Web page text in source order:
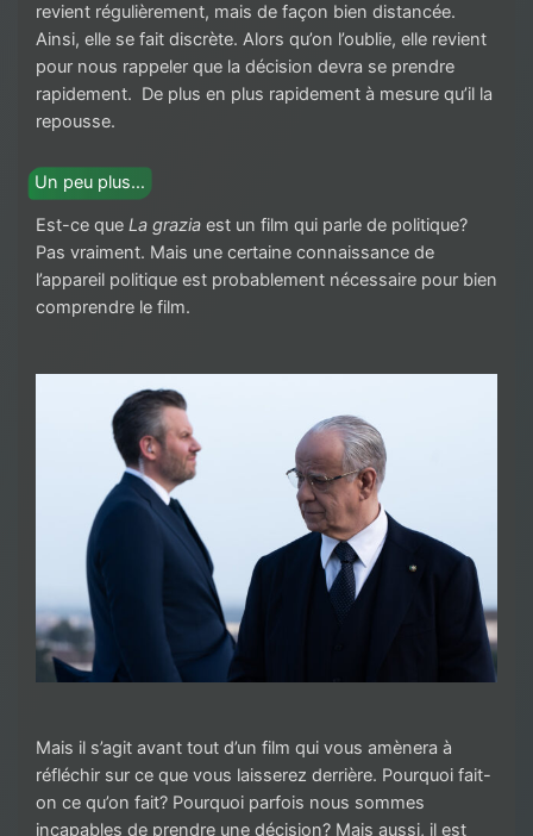
revient régulièrement, mais de façon bien distancée.
Ainsi, elle se fait discrète. Alors qu’on l’oublie, elle revient
pour nous rappeler que la décision devra se prendre
rapidement. De plus en plus rapidement à mesure qu’il la
repousse.
Un peu plus…
Est-ce que La grazia est un film qui parle de politique?
Pas vraiment. Mais une certaine connaissance de
l’appareil politique est probablement nécessaire pour bien
comprendre le film.
Mais il s’agit avant tout d’un film qui vous amènera à
réfléchir sur ce que vous laisserez derrière. Pourquoi fait-
on ce qu’on fait? Pourquoi parfois nous sommes
incapables de prendre une décision? Mais aussi, il est